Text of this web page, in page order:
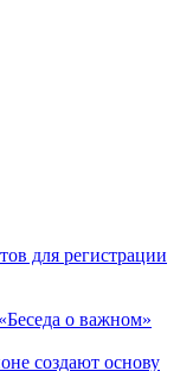
для регистрации
о важном»
создают основу